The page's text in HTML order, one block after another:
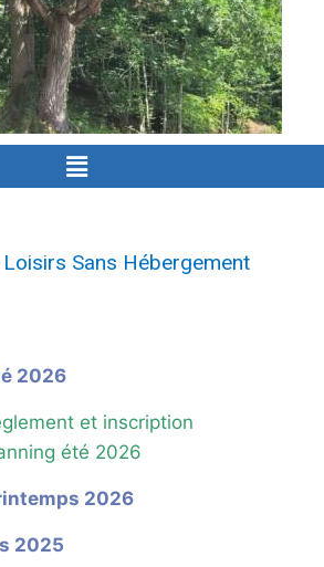
Sans Hébergement
2026
et inscription
été 2026
2026
2025